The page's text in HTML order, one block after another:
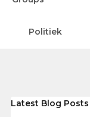
Politiek
Latest Blog Posts